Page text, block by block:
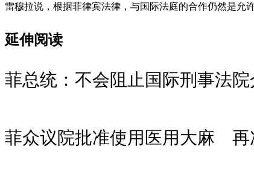
雷穆拉说，根据菲律宾法律，与国际法庭的合作仍然是允
延伸阅读
菲总统：不会阻止国际刑事法
菲众议院批准使用医用大麻 再